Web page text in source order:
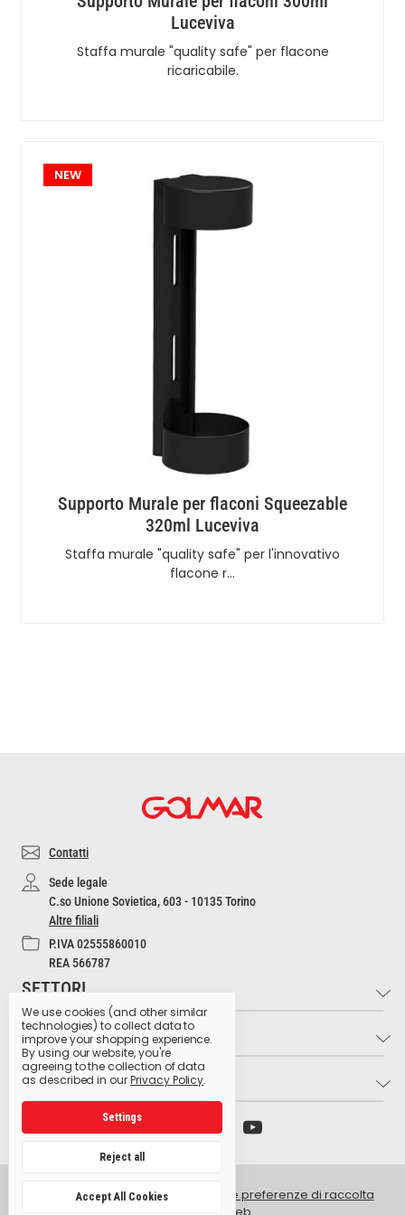
Luceviva
Staffa murale "quality safe" per flacone
ricaricabile.
NEW
Supporto Murale per flaconi Squeezable
320ml Luceviva
Staffa murale "quality safe" per l'innovativo
flacone r…
Contatti
Sede legale
C.so Unione Sovietica, 603 - 10135 Torino
Altre filiali
P.IVA 02555860010
REA 566787
SETTORI
Industria e Artigianato
Settore Medico
Settore Estetico
Hospitality
Produzione Agroalimentare
Retail e GDO
INFO
Contatti
Cultura dell'Igiene
Glossario dei pittogrammi
LINK UTILI
Archivio preparati pericolosi
Ministero della Salute
Centro antiveleni Niguarda
© 2026 Golmar Italia srl -
Gestisci le preferenze di raccolta
We use cookies (and other similar
technologies) to collect data to
improve your shopping experience.
By using our website, you're
agreeing to the collection of data
as described in ourPrivacy Policy.
Settings
Reject all
Accept All Cookies